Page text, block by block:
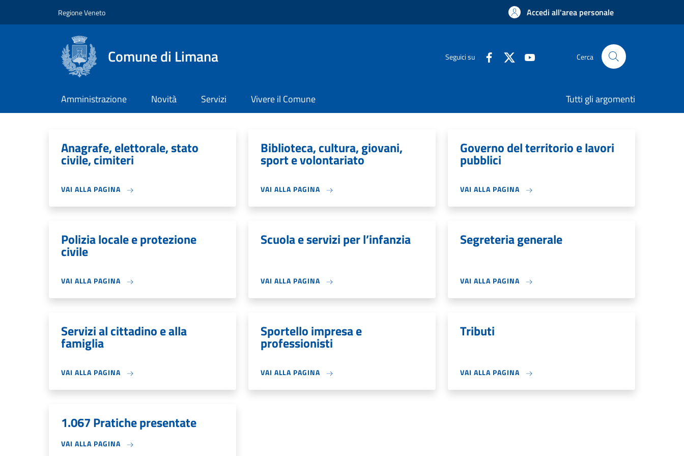
Regione Veneto Accedi all'area personale
Comune di Limana Seguici su Cerca
Amministrazione Novità Servizi Vivere il Comune Tutti gli argomenti
Anagrafe, elettorale, stato
civile, cimiteri
VAI ALLA PAGINA
Biblioteca, cultura, giovani,
sport e volontariato
VAI ALLA PAGINA
Governo del territorio e lavori
pubblici
VAI ALLA PAGINA
Polizia locale e protezione
civile
VAI ALLA PAGINA
Scuola e servizi per l’infanzia
VAI ALLA PAGINA
Segreteria generale
VAI ALLA PAGINA
Servizi al cittadino e alla
famiglia
VAI ALLA PAGINA
Sportello impresa e
professionisti
VAI ALLA PAGINA
Tributi
VAI ALLA PAGINA
1.067 Pratiche presentate
VAI ALLA PAGINA